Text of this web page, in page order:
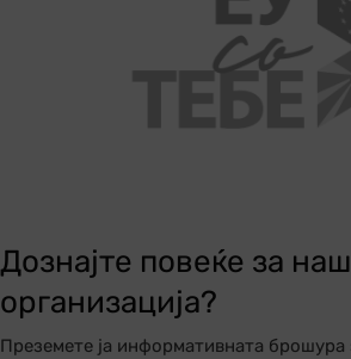
Дознајте повеќе за
организација?
Преземете ја информативната